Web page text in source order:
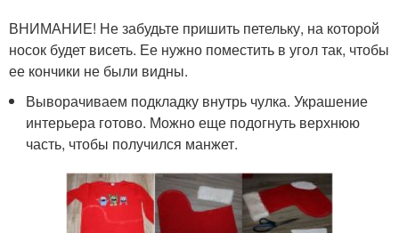
ВНИМАНИЕ! Не забудьте пришить петельку, на которой
носок будет висеть. Ее нужно поместить в угол так, чтобы
ее кончики не были видны.
Выворачиваем подкладку внутрь чулка. Украшение
интерьера готово. Можно еще подогнуть верхнюю
часть, чтобы получился манжет.